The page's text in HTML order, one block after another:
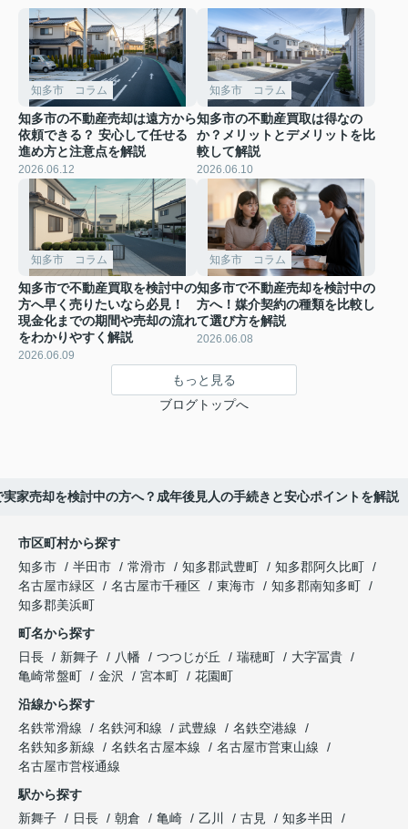
知多市 コラム
知多市の不動産売却は遠方から
依頼できる？ 安心して任せる
進め方と注意点を解説
2026.06.12
知多市 コラム
知多市の不動産買取は得なの
か？メリットとデメリットを比
較して解説
2026.06.10
知多市 コラム
知多市で不動産買取を検討中の
方へ早く売りたいなら必見！
現金化までの期間や売却の流れ
をわかりやすく解説
2026.06.09
知多市 コラム
知多市で不動産売却を検討中の
方へ！媒介契約の種類を比較し
て選び方を解説
2026.06.08
もっと見る
ブログトップへ
実家売却を検討中の方へ？成年後見人の手続きと安心ポイントを解説
市区町村から探す
知多市
半田市 常滑市 知多郡武豊町
知多郡阿久比町
名古屋市緑区
名古屋市千種区 東海市
知多郡南知多町
知多郡美浜町
町名から探す
日長
新舞子 八幡 つつじが丘 瑞穂町
大字冨貴
亀崎常盤町
金沢 宮本町
花園町
沿線から探す
名鉄常滑線
名鉄河和線 武豊線
名鉄空港線
名鉄知多新線
名鉄名古屋本線
名古屋市営東山線
名古屋市営桜通線
駅から探す
新舞子
日長 朝倉 亀崎 乙川 古見
知多半田